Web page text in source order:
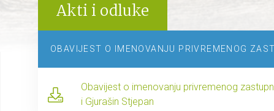
Akti i odluke
OBAVIJEST O IMENOVANJU PRIVREMENOG
Obavijest o imenovanju privremenog
i Gjurašin Stjepan